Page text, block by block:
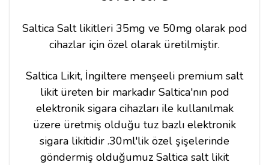
Saltica Salt likitleri 35mg ve 50mg olarak pod
cihazlar için özel olarak üretilmiştir.
Saltica Likit, İngiltere menşeeli premium salt
likit üreten bir markadır Saltica'nın pod
elektronik sigara cihazları ile kullanılmak
üzere üretmiş olduğu tuz bazlı elektronik
sigara likitidir .30ml'lik özel şişelerinde
göndermiş olduğumuz Saltica salt likit